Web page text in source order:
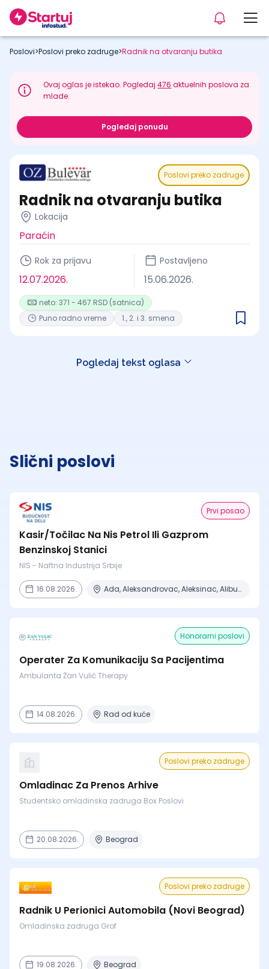
Poslovi>Poslovi preko zadruge>Radnik na otvaranju butika
Ovaj oglas je istekao. Pogledaj476 aktuelnih poslova za
mlade.
Pogledaj ponudu
Poslovi preko zadruge
Radnik na otvaranju butika
Lokacija
Paraćin
Rok za prijavu
12.07.2026.
Postavljeno
15.06.2026.
neto: 371 - 467 RSD (satnica)
Puno radno vreme
1., 2. i 3. smena
Pogledaj tekst oglasa
Slični poslovi
Prvi posao
Kasir/Točilac Na Nis Petrol Ili Gazprom
Benzinskoj Stanici
NIS - Naftna Industrija Srbije
16.08.2026. Ada, Aleksandrovac, Aleksinac, Alibunar, Apatin + 206 mesta
Honorarni poslovi
Operater Za Komunikaciju Sa Pacijentima
Ambulanta Žan Vulić Therapy
14.08.2026. Rad od kuće
Poslovi preko zadruge
Omladinac Za Prenos Arhive
Studentsko omladinska zadruga Box Poslovi
20.08.2026. Beograd
Poslovi preko zadruge
Radnik U Perionici Automobila (Novi Beograd)
Omladinska zadruga Grof
19.08.2026. Beograd